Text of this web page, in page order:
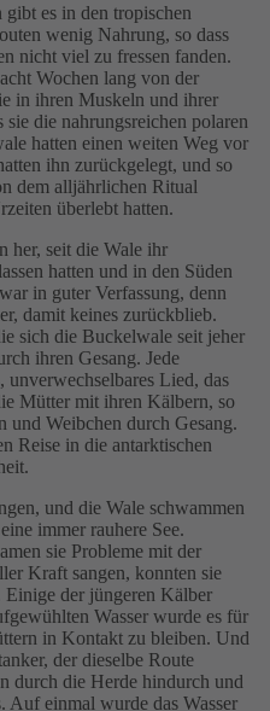
es in den tropischen
wenig Nahrung, so dass
nicht viel zu fressen fanden.
Wochen lang von der
in ihren Muskeln und ihrer
die nahrungsreichen polaren
hatten einen weiten Weg vor
ihn zurückgelegt, und so
dem alljährlichen Ritual
überlebt hatten.
her, seit die Wale ihr
hatten und in den Süden
in guter Verfassung, denn
damit keines zurückblieb.
sich die Buckelwale seit jeher
ihren Gesang. Jede
unverwechselbares Lied, das
Mütter mit ihren Kälbern, so
und Weibchen durch Gesang.
Reise in die antarktischen
und die Wale schwammen
immer rauhere See.
sie Probleme mit der
Kraft sangen, konnten sie
Einige der jüngeren Kälber
Wasser wurde es für
in Kontakt zu bleiben. Und
der dieselbe Route
durch die Herde hindurch und
Auf einmal wurde das Wasser